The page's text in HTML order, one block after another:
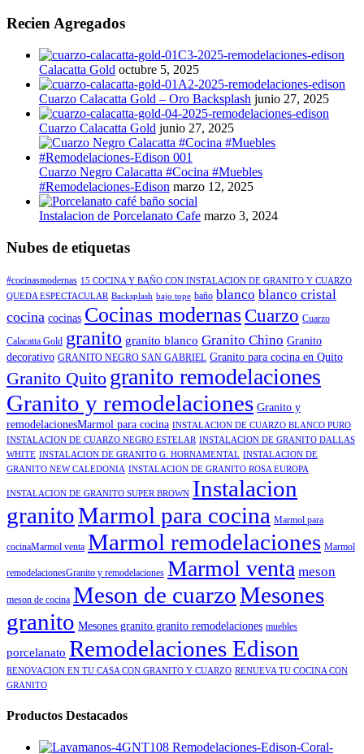
Recien Agregados
Calacatta Gold octubre 5, 2025
Cuarzo Calacatta Gold – Oro Backsplash junio 27, 2025
Cuarzo Calacatta Gold junio 27, 2025
Cuarzo Negro Calacatta #Cocina #Muebles
#Remodelaciones-Edison marzo 12, 2025
Instalacion de Porcelanato Cafe marzo 3, 2024
Nubes de etiquetas
#cocinasmodernas 15 COCINA Y BAÑO CON INSTALACION DE GRANITO Y CUARZO
QUEDA ESPECTACULAR Backsplash bajo tope baño blanco blanco cristal
cocina cocinas Cocinas modernas Cuarzo Cuarzo
Calacatta Gold granito granito blanco Granito Chino Granito
decorativo GRANITO NEGRO SAN GABRIEL Granito para cocina en Quito
Granito Quito granito remodelaciones
Granito y remodelaciones Granito y
remodelacionesMarmol para cocina INSTALACION DE CUARZO BLANCO PURO
INSTALACION DE CUARZO NEGRO ESTELAR INSTALACION DE GRANITO DALLAS
WHITE INSTALACION DE GRANITO G. HORNAMENTAL INSTALACION DE
GRANITO NEW CALEDONIA INSTALACION DE GRANITO ROSA EUROPA
INSTALACION DE GRANITO SUPER BROWN Instalacion
granitoMarmol para cocina Marmol para
cocinaMarmol venta Marmol remodelaciones Marmol
remodelacionesGranito y remodelaciones Marmol venta meson
meson de cocina Meson de cuarzoMesones
granito Mesones granito granito remodelaciones muebles
porcelanato Remodelaciones Edison
RENOVACION EN TU CASA CON GRANITO Y CUARZO RENUEVA TU COCINA CON
GRANITO
Productos Destacados